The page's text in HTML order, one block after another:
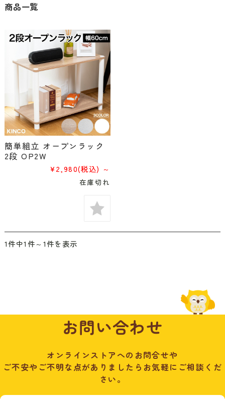
商品一覧
簡単組立 オープンラック
2段 OP2W
¥2,980(税込) ～
在庫切れ
1件中1件～1件を表示
お問い合わせ
オンラインストアへのお問合せや
ご不安やご不明な点がありましたらお気軽にご相談くだ
さい。